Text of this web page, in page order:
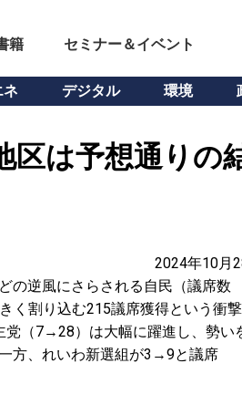
籍 セミナー＆イベント
ネ デジタル 環境
区は予想通りの
2024年10月
の逆風にさらされる自民（議席数
割り込む215議席獲得という衝
（7→28）は大幅に躍進し、勢い
方、れいわ新選組が3→9と議席